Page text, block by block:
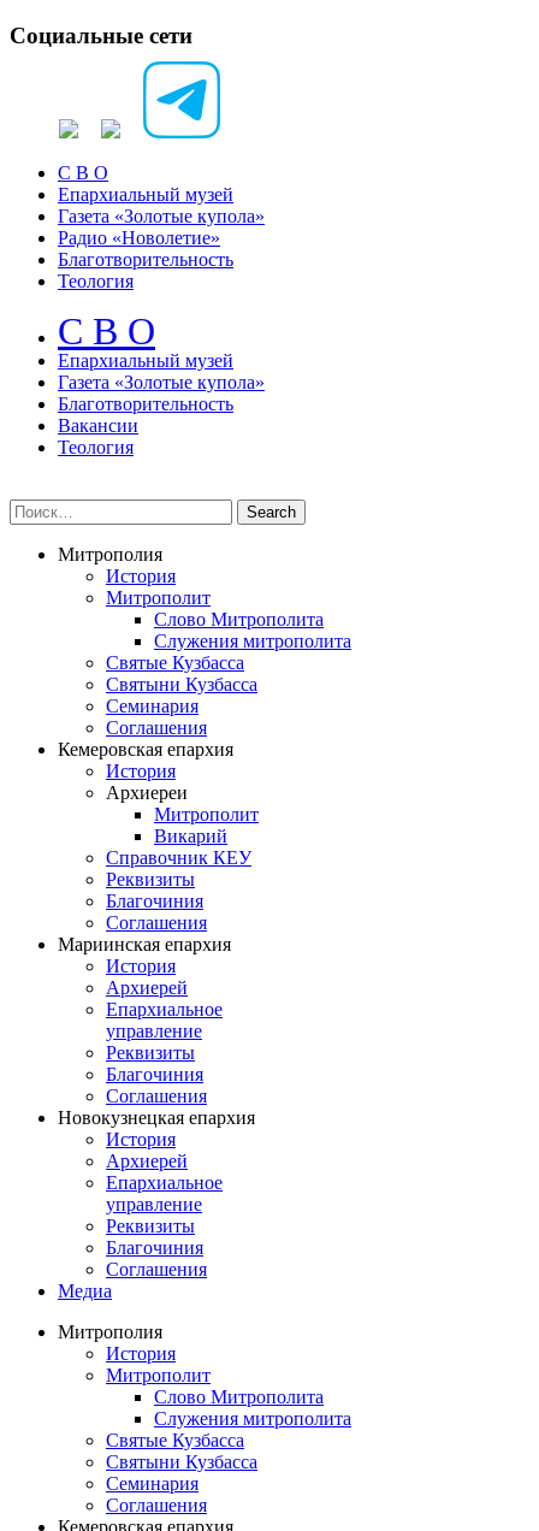
Социальные сети
С В О
Епархиальный музей
Газета «Золотые купола»
Радио «Новолетие»
Благотворительность
Теология
С В О
Епархиальный музeй
Газета «Золотые купола»
Благотворительность
Вакансии
Теология
Митрополия
История
Митрополит
Слово Митрополита
Служения митрополита
Святые Кузбасса
Святыни Кузбасса
Семинария
Соглашения
Кемеровская епархия
История
Архиереи
Митрополит
Викарий
Справочник КЕУ
Реквизиты
Благочиния
Соглашения
Мариинская епархия
История
Архиерей
Епархиальное
управление
Реквизиты
Благочиния
Соглашения
Новокузнецкая епархия
История
Архиерей
Епархиальное
управление
Реквизиты
Благочиния
Соглашения
Медиа
Митрополия
История
Митрополит
Слово Митрополита
Служения митрополита
Святые Кузбасса
Святыни Кузбасса
Семинария
Соглашения